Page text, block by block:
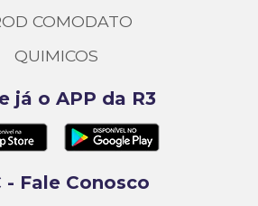
COMODATO
QUIMICOS
já o APP da R3
- Fale Conosco